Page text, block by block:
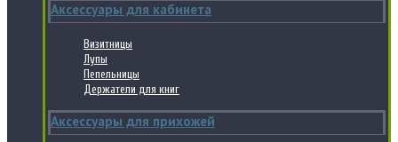
Аксессуары для кабинета
Визитницы
Лупы
Пепельницы
Держатели для книг
Аксессуары для прихожей